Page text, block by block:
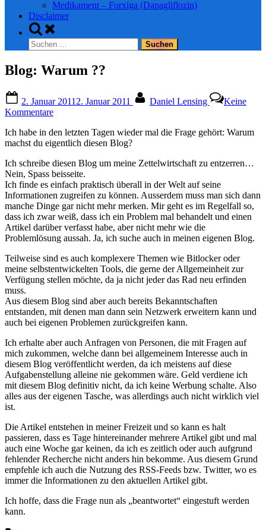
Medikament – Forxiga (Dapagliflozin)
Disclaimer
Toggle
search
form
Suchen
nach:
Blog: Warum ??
on
2. Januar 2011 2. Januar 2011 Daniel Lensing
Keine
Kommentarezu
Warum
??
Ich habe in den letzten Tagen wieder mal die Frage gehört: Warum
machst du eigentlich diesen Blog?
Ich schreibe diesen Blog um meine Zettelwirtschaft zu entzerren…
Nein, Spass beisseite.
Ich finde es einfach praktisch überall in der Welt auf seine
Informationen zugreifen zu können. Ausserdem muss man sich dann
manche Dinge gar nicht mehr merken. Mir geht es im Regelfall so,
dass ich zwar weiß, dass ich ein Problem mal behandelt und einen
Artikel darüber verfasst habe, aber nicht mehr wie die
Problemlösung aussah. Ja, ich suche auch in meinen eigenen Blog.
Teilweise sind es auch komplexere Themen wie Bitlocker oder
meine selbstentwickelten Tools, die gerne der Allgemeinheit zur
Verfügung stellen möchte, da ja nicht jeder das Rad neu erfinden
muss.
Aus diesem Blog sind aber auch bereits Bekanntschaften
entstanden, mit denen man dann sein Netzwerk erweitern kann und
auch bei eigenen Problemen zurückgreifen kann.
Ich erhalte aber auch Anfragen von Personen, die mit Fragen auf
mich zukommen, welche dann bei allgemeinem Interesse auch in
diesem Blog veröffentlicht werden, da ich meistens auf diese
Aufgabenstellung alleine nie gekommen wäre. Geld verdiene ich
mit diesem Blog definitiv nicht, da ich keine Werbung schalte. Also
alles aus der eigenen Tasche, was allerdings auch nicht wirklich viel
ist.
Die Artikel entstehen in meiner Freizeit und so kann es halt
passieren, dass es Tage hintereinander mehrere Artikel gibt und mal
auch eine Woche gar keinen, da ich es zeitlich oder auch aufgrund
fehlender Recherche nicht anders hin bekomme. Aus diesem Grund
empfehle ich auch die Nutzung des RSS-Feeds bzw. Twitter, wo es
immer die Informationen zu den aktuellen Artikel gibt.
Ich hoffe, dass die Frage nun als „beantwortet“ eingestuft werden
kann.